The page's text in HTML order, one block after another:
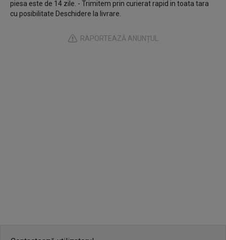
piesa este de 14 zile. - Trimitem prin curierat rapid in toata tara
cu posibilitate Deschidere la livrare.
RAPORTEAZĂ ANUNȚUL